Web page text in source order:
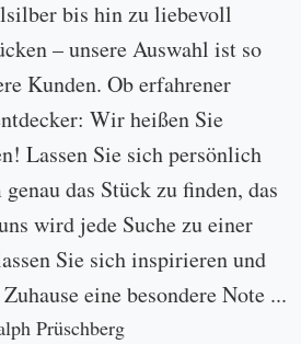
bis hin zu liebevoll
– unsere Auswahl ist so
Kunden. Ob erfahrener
Wir heißen Sie
Lassen Sie sich persönlich
das Stück zu finden, das
wird jede Suche zu einer
Sie sich inspirieren und
eine besondere Note ...
Prüschberg